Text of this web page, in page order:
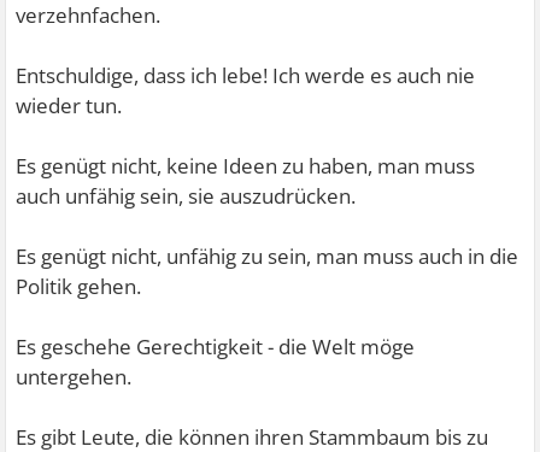
verzehnfachen.
Entschuldige, dass ich lebe! Ich werde es auch nie
wieder tun.
Es genügt nicht, keine Ideen zu haben, man muss
auch unfähig sein, sie auszudrücken.
Es genügt nicht, unfähig zu sein, man muss auch in die
Politik gehen.
Es geschehe Gerechtigkeit - die Welt möge
untergehen.
Es gibt Leute, die können ihren Stammbaum bis zu